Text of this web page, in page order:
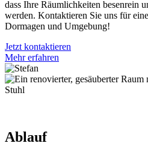
dass Ihre Räumlichkeiten besenrein
werden. Kontaktieren Sie uns für
Dormagen und Umgebung!
Jetzt kontaktieren
Mehr erfahren
Ablauf